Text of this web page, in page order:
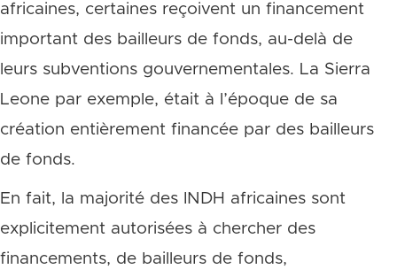
africaines, certaines reçoivent un financement
important des bailleurs de fonds, au-delà de
leurs subventions gouvernementales. La Sierra
Leone par exemple, était à l’époque de sa
création entièrement financée par des bailleurs
de fonds.
En fait, la majorité des INDH africaines sont
explicitement autorisées à chercher des
financements, de bailleurs de fonds,